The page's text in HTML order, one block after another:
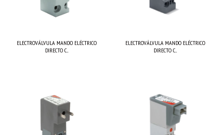
ELECTROVÁLVULA MANDO ELÉCTRICO
DIRECTO C...
ELECTROVÁLVULA MANDO ELÉCTRICO
DIRECTO C...